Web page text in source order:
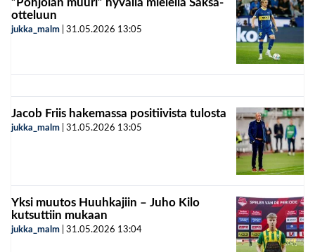
otteluun
jukka_malm 31.05.2026 13:05
Jacob Friis hakemassa positiivista tulosta
jukka_malm 31.05.2026 13:05
Yksi muutos Huuhkajiin – Juho Kilo
kutsuttiin mukaan
jukka_malm 31.05.2026 13:04